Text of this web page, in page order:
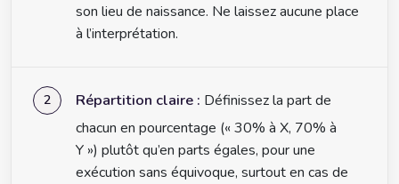
son lieu de naissance. Ne laissez aucune place
à l’interprétation.
Répartition claire : Définissez la part de
chacun en pourcentage (« 30% à X, 70% à
Y ») plutôt qu’en parts égales, pour une
exécution sans équivoque, surtout en cas de